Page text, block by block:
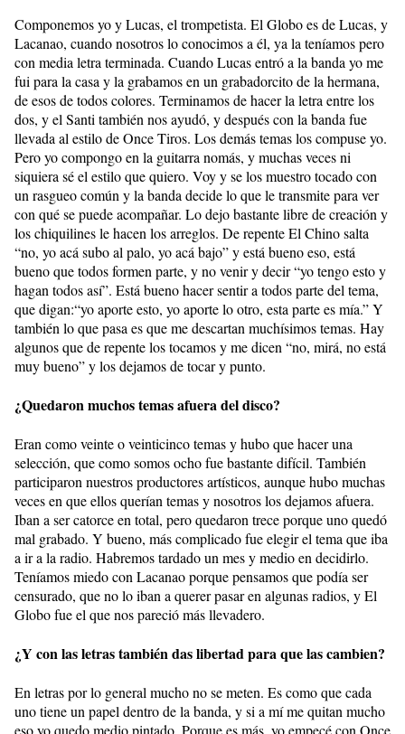
Componemos yo y Lucas, el trompetista. El Globo es de Lucas, y
Lacanao, cuando nosotros lo conocimos a él, ya la teníamos pero
con media letra terminada. Cuando Lucas entró a la banda yo me
fui para la casa y la grabamos en un grabadorcito de la hermana,
de esos de todos colores. Terminamos de hacer la letra entre los
dos, y el Santi también nos ayudó, y después con la banda fue
llevada al estilo de Once Tiros. Los demás temas los compuse yo.
Pero yo compongo en la guitarra nomás, y muchas veces ni
siquiera sé el estilo que quiero. Voy y se los muestro tocado con
un rasgueo común y la banda decide lo que le transmite para ver
con qué se puede acompañar. Lo dejo bastante libre de creación y
los chiquilines le hacen los arreglos. De repente El Chino salta
“no, yo acá subo al palo, yo acá bajo” y está bueno eso, está
bueno que todos formen parte, y no venir y decir “yo tengo esto y
hagan todos así”. Está bueno hacer sentir a todos parte del tema,
que digan:“yo aporte esto, yo aporte lo otro, esta parte es mía.” Y
también lo que pasa es que me descartan muchísimos temas. Hay
algunos que de repente los tocamos y me dicen “no, mirá, no está
muy bueno” y los dejamos de tocar y punto.
¿Quedaron muchos temas afuera del disco?
Eran como veinte o veinticinco temas y hubo que hacer una
selección, que como somos ocho fue bastante difícil. También
participaron nuestros productores artísticos, aunque hubo muchas
veces en que ellos querían temas y nosotros los dejamos afuera.
Iban a ser catorce en total, pero quedaron trece porque uno quedó
mal grabado. Y bueno, más complicado fue elegir el tema que iba
a ir a la radio. Habremos tardado un mes y medio en decidirlo.
Teníamos miedo con Lacanao porque pensamos que podía ser
censurado, que no lo iban a querer pasar en algunas radios, y El
Globo fue el que nos pareció más llevadero.
¿Y con las letras también das libertad para que las cambien?
En letras por lo general mucho no se meten. Es como que cada
uno tiene un papel dentro de la banda, y si a mí me quitan mucho